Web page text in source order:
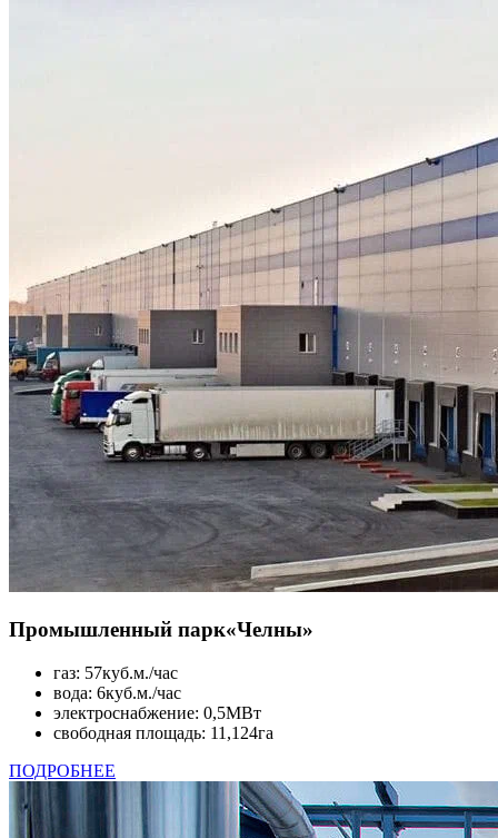
Промышленный парк«Челны»
газ: 57куб.м./час
вода: 6куб.м./час
электроснабжение: 0,5МВт
свободная площадь: 11,124га
ПОДРОБНЕЕ